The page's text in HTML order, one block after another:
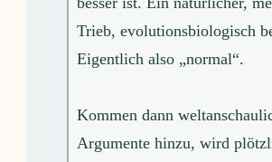
Trieb, evolutionsbiologisch
Eigentlich also „normal“.
Kommen dann
Argumente hinzu, wird